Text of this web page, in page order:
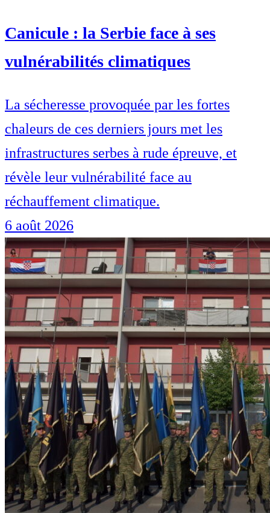
Canicule : la Serbie face à ses
vulnérabilités climatiques
La sécheresse provoquée par les fortes
chaleurs de ces derniers jours met les
infrastructures serbes à rude épreuve, et
révèle leur vulnérabilité face au
réchauffement climatique.
6 août 2026